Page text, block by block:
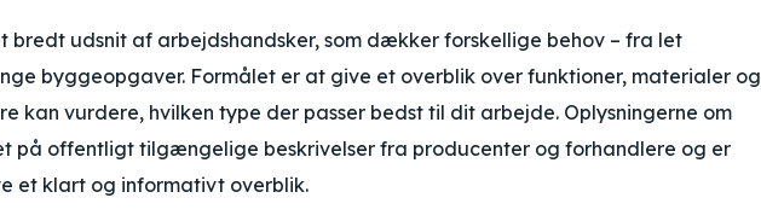
bredt udsnit af arbejdshandsker, som dækker forskellige behov – fra let
byggeopgaver. Formålet er at give et overblik over funktioner, materialer og
kan vurdere, hvilken type der passer bedst til dit arbejde. Oplysningerne om
på offentligt tilgængelige beskrivelser fra producenter og forhandlere og er
et klart og informativt overblik.